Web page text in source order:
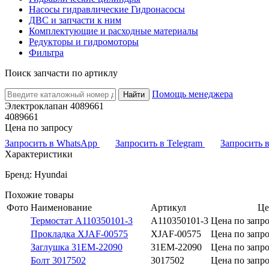
Насосы гидравлические Гидронасосы
ДВС и запчасти к ним
Комплектующие и расходные материалы
Редукторы и гидромоторы
Фильтра
Поиск запчасти по артиклу
Найти
Помощь менеджера
Электроклапан 4089661
4089661
Цена по запросу
Запросить в WhatsApp
Запросить в Telegram
Запросить
Характеристики
Бренд: Hyundai
Похожие товары
Фото Наименование Артикул
Термостат A110350101-3
A110350101-3 Цена по
Прокладка XJAF-00575
XJAF-00575
Цена по
Заглушка 31EM-22090
31EM-22090
Цена по
Болт 3017502
3017502
Цена по